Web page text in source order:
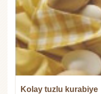
Kolay tuzlu kurabiye